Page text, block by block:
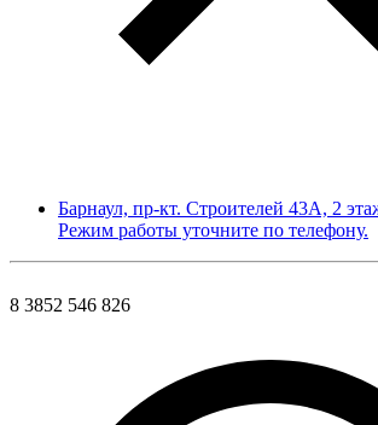
Барнаул, пр-кт. Строителей 43А, 2
Режим работы уточните по телефону.
8 3852 546 826